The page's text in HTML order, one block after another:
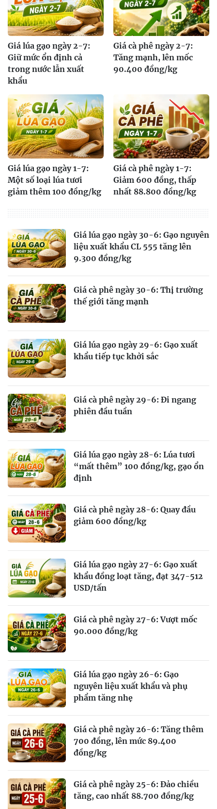
Giá lúa gạo ngày 2-7:
Giữ mức ổn định cả
trong nước lẫn xuất
khẩu
Giá cà phê ngày 2-7:
Tăng mạnh, lên mốc
90.400 đồng/kg
Giá lúa gạo ngày 1-7:
Một số loại lúa tươi
giảm thêm 100 đồng/kg
Giá cà phê ngày 1-7:
Giảm 600 đồng, thấp
nhất 88.800 đồng/kg
Giá lúa gạo ngày 30-6: Gạo nguyên
liệu xuất khẩu CL 555 tăng lên
9.300 đồng/kg
Giá cà phê ngày 30-6: Thị trường
thế giới tăng mạnh
Giá lúa gạo ngày 29-6: Gạo xuất
khẩu tiếp tục khởi sắc
Giá cà phê ngày 29-6: Đi ngang
phiên đầu tuần
Giá lúa gạo ngày 28-6: Lúa tươi
“mất thêm” 100 đồng/kg, gạo ổn
định
Giá cà phê ngày 28-6: Quay đầu
giảm 600 đồng/kg
Giá lúa gạo ngày 27-6: Gạo xuất
khẩu đồng loạt tăng, đạt 347-512
USD/tấn
Giá cà phê ngày 27-6: Vượt mốc
90.000 đồng/kg
Giá lúa gạo ngày 26-6: Gạo
nguyên liệu xuất khẩu và phụ
phẩm tăng nhẹ
Giá cà phê ngày 26-6: Tăng thêm
700 đồng, lên mức 89.400
đồng/kg
Giá cà phê ngày 25-6: Đảo chiều
tăng, cao nhất 88.700 đồng/kg